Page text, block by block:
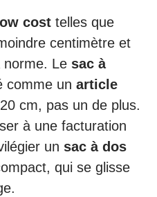
low cost telles que
centimètre et
norme. Le sac à
comme un article
cm, pas un de plus.
à une facturation
un sac à dos
qui se glisse